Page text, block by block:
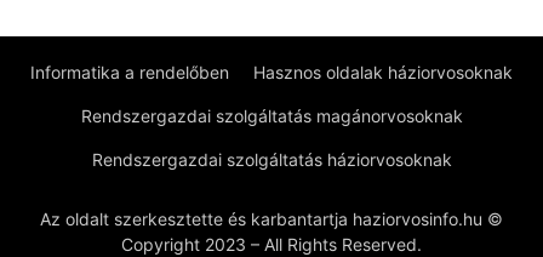
Informatika a rendelőben Hasznos oldalak háziorvosoknak
Rendszergazdai szolgáltatás magánorvosoknak
Rendszergazdai szolgáltatás háziorvosoknak
Az oldalt szerkesztette és karbantartja haziorvosinfo.hu ©
Copyright 2023 – All Rights Reserved.